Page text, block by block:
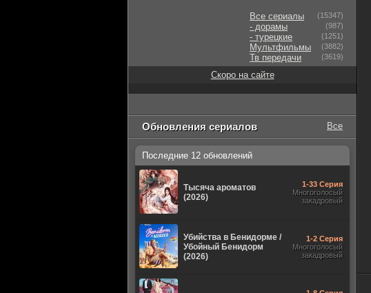
Все сериалы (15347)
- дорамы (987)
- турецкие (1251)
Мультфильмы (3882)
Тв передачи (3619)
Скоро на сайте
Обновления сериалов Все
Последние 12 обновлений
Тысяча ароматов
(2026)
1-33 Серия
Многоголосый
закадровый
Убийства в Бенидорме /
Убойный Бенидорм
(2026)
1-2 Серия
Многоголосый
закадровый